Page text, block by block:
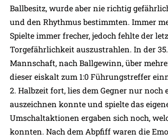
Ballbesitz, wurde aber nie richtig
und den Rhythmus bestimmten. Immer
Spielte immer frecher, jedoch fehlte der
Torgefährlichkeit auszustrahlen. In der
Mannschaft, nach Ballgewinn, über
dieser eiskalt zum 1:0 Führungstreffer
2. Halbzeit fort, lies dem Gegner nur noch
auszeichnen konnte und spielte das
Umschaltaktionen ergaben sich noch,
konnten. Nach dem Abpfiff waren die